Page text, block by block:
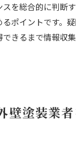
を総合的に判断
ポイントです。
きるまで情報収
壁塗装業